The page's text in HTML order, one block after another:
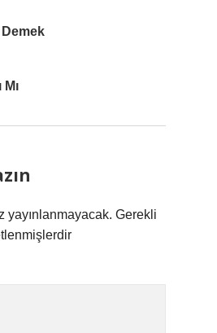
Demek
yayınlanmayacak. Gerekli